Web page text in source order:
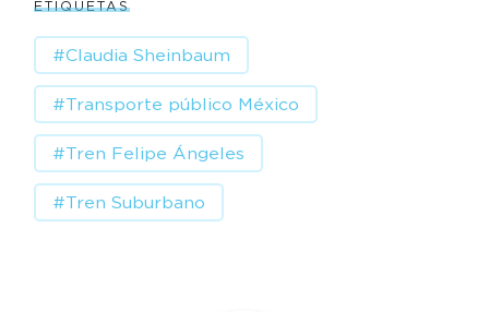
ETIQUETAS
#Claudia Sheinbaum
#Transporte público México
#Tren Felipe Ángeles
#Tren Suburbano